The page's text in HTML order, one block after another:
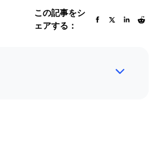
この記事をシ
ェアする：